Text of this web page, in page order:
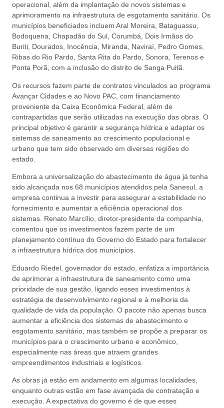
operacional, além da implantação de novos sistemas e
aprimoramento na infraestrutura de esgotamento sanitário. Os
municípios beneficiados incluem Aral Moreira, Bataguassu,
Bodoquena, Chapadão do Sul, Corumbá, Dois Irmãos do
Buriti, Dourados, Inocência, Miranda, Naviraí, Pedro Gomes,
Ribas do Rio Pardo, Santa Rita do Pardo, Sonora, Terenos e
Ponta Porã, com a inclusão do distrito de Sanga Puitã.
Os recursos fazem parte de contratos vinculados ao programa
Avançar Cidades e ao Novo PAC, com financiamento
proveniente da Caixa Econômica Federal, além de
contrapartidas que serão utilizadas na execução das obras. O
principal objetivo é garantir a segurança hídrica e adaptar os
sistemas de saneamento ao crescimento populacional e
urbano que tem sido observado em diversas regiões do
estado.
Embora a universalização do abastecimento de água já tenha
sido alcançada nos 68 municípios atendidos pela Sanesul, a
empresa continua a investir para assegurar a estabilidade no
fornecimento e aumentar a eficiência operacional dos
sistemas. Renato Marcílio, diretor-presidente da companhia,
comentou que os investimentos fazem parte de um
planejamento contínuo do Governo do Estado para fortalecer
a infraestrutura hídrica dos municípios.
Eduardo Riedel, governador do estado, enfatiza a importância
de aprimorar a infraestrutura de saneamento como uma
prioridade de sua gestão, ligando esses investimentos à
estratégia de desenvolvimento regional e à melhoria da
qualidade de vida da população. O pacote não apenas busca
aumentar a eficiência dos sistemas de abastecimento e
esgotamento sanitário, mas também se propõe a preparar os
municípios para o crescimento urbano e econômico,
especialmente nas áreas que atraem grandes
empreendimentos industriais e logísticos.
As obras já estão em andamento em algumas localidades,
enquanto outras estão em fase avançada de contratação e
execução. A expectativa do governo é de que esses